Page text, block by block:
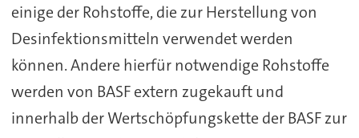
einige der Rohstoffe, die zur Herstellung von
Desinfektionsmitteln verwendet werden
können. Andere hierfür notwendige Rohstoffe
werden von BASF extern zugekauft und
innerhalb der Wertschöpfungskette der BASF zur